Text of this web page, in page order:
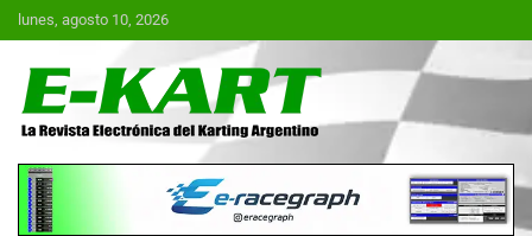
Saltar
al
lunes, agosto 10, 2026
E-Kart.com.ar | La Revista
Electrónica del Karting en